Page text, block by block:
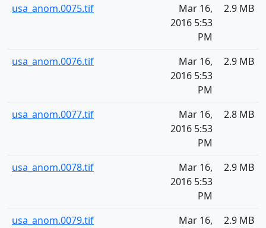
usa_anom.0075.tif
Mar 16,
2016 5:53
PM
2.9 MB
usa_anom.0076.tif
Mar 16,
2016 5:53
PM
2.9 MB
usa_anom.0077.tif
Mar 16,
2016 5:53
PM
2.8 MB
usa_anom.0078.tif
Mar 16,
2016 5:53
PM
2.9 MB
usa_anom.0079.tif Mar 16, 2.9 MB